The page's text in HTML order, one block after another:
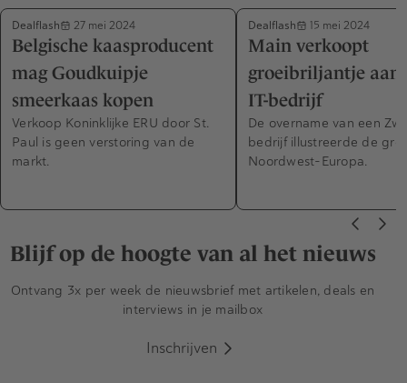
Dealflash 27 mei 2024
Belgische kaasproducent
mag Goudkuipje
smeerkaas kopen
Verkoop Koninklijke ERU door St.
Paul is geen verstoring van de
markt.
Dealflash 15 mei 2024
Main verkoopt
groeibriljantje aan
IT-bedrijf
De overname van een
bedrijf illustreerde de
Noordwest-Europa.
Blijf op de hoogte van al het nieuws
Ontvang 3x per week de nieuwsbrief met artikelen, deals en
interviews in je mailbox
Inschrijven